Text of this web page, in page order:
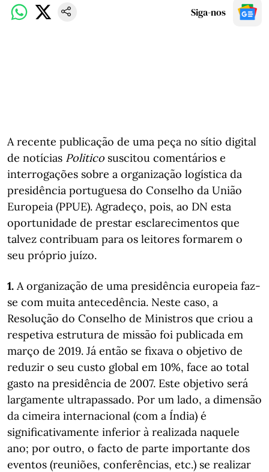
Siga-nos
A recente publicação de uma peça no sítio digital
de notícias Politico suscitou comentários e
interrogações sobre a organização logística da
presidência portuguesa do Conselho da União
Europeia (PPUE). Agradeço, pois, ao DN esta
oportunidade de prestar esclarecimentos que
talvez contribuam para os leitores formarem o
seu próprio juízo.
1. A organização de uma presidência europeia faz-
se com muita antecedência. Neste caso, a
Resolução do Conselho de Ministros que criou a
respetiva estrutura de missão foi publicada em
março de 2019. Já então se fixava o objetivo de
reduzir o seu custo global em 10%, face ao total
gasto na presidência de 2007. Este objetivo será
largamente ultrapassado. Por um lado, a dimensão
da cimeira internacional (com a Índia) é
significativamente inferior à realizada naquele
ano; por outro, o facto de parte importante dos
eventos (reuniões, conferências, etc.) se realizar